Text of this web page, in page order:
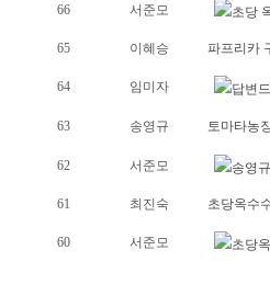
66 서준모 초당
65 이혜승 파프리카
64 임미자 답변
63 송영규 토마타농
62 서준모 송영
61 최진숙 초당옥수
60 서준모 초당